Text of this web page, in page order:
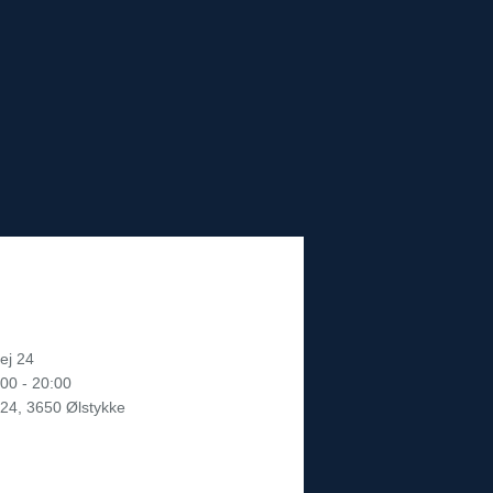
24
- 20:00
3650 Ølstykke